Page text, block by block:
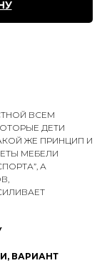
ВСЕМ
ДЕТИ
ЖЕ ПРИНЦИП И
МЕБЕЛИ
А
ВАРИАНТ